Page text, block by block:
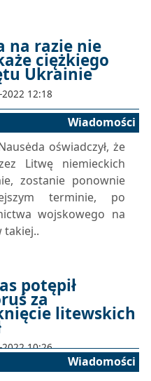
na razie nie
ciężkiego
Ukrainie
12:18
Wiadomości
oświadczył, że
Litwę niemieckich
zostanie ponownie
terminie, po
wojskowego na
takiej..
potępił
za
litewskich
10:26
Wiadomości